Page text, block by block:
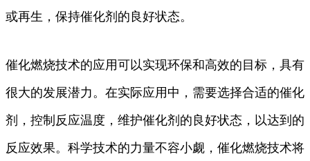
或再生，保持催化剂的良好状态。
催化燃烧技术的应用可以实现环保和高效的目标，具有
很大的发展潜力。在实际应用中，需要选择合适的催化
剂，控制反应温度，维护催化剂的良好状态，以达到的
反应效果。科学技术的力量不容小觑，催化燃烧技术将